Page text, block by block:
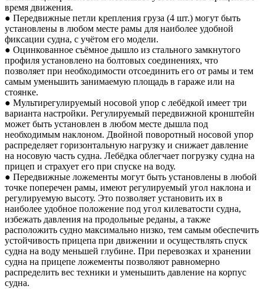
время движения.
● Передвижные петли крепления груза (4 шт.) могут быть
установлены в любом месте рамы для наиболее удобной
фиксации судна, с учётом его модели.
● Оцинкованное съёмное дышло из стального замкнутого
профиля установлено на болтовых соединениях, что
позволяет при необходимости отсоединить его от рамы и тем
самым уменьшить занимаемую площадь в гараже или на
стоянке.
● Мультирегулируемый носовой упор с лебёдкой имеет три
варианта настройки. Регулируемый передвижной кронштейн
может быть установлен в любом месте дышла под
необходимым наклоном. Двойной поворотный носовой упор
распределяет горизонтальную нагрузку и снижает давление
на носовую часть судна. Лебёдка облегчает погрузку судна на
прицеп и страхует его при спуске на воду.
● Передвижные ложементы могут быть установлены в любой
точке поперечен рамы, имеют регулируемый угол наклона и
регулируемую высоту. Это позволяет установить их в
наиболее удобное положение под угол килеватости судна,
избежать давления на продольные реданы, а также
расположить судно максимально низко, тем самым обеспечить
устойчивость прицепа при движении и осуществлять спуск
судна на воду меньшей глубине. При перевозках и хранении
судна на прицепе ложементы позволяют равномерно
распределить вес техники и уменьшить давление на корпус
судна.